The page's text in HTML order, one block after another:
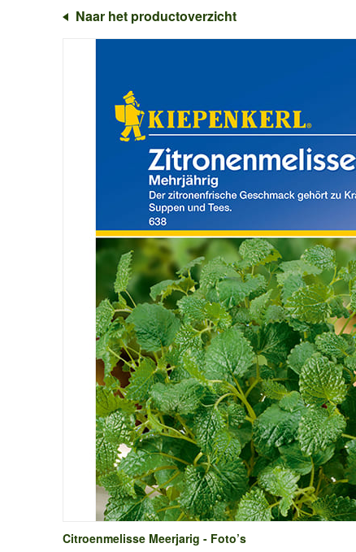
Naar het productoverzicht
Citroenmelisse Meerjarig - Foto’s